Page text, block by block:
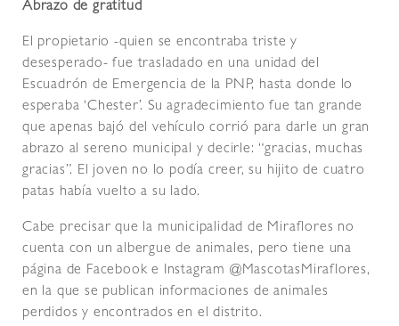
Abrazo de gratitud
El propietario -quien se encontraba triste y
desesperado- fue trasladado en una unidad del
Escuadrón de Emergencia de la PNP, hasta donde lo
esperaba ‘Chester’. Su agradecimiento fue tan grande
que apenas bajó del vehículo corrió para darle un gran
abrazo al sereno municipal y decirle: “gracias, muchas
gracias”. El joven no lo podía creer, su hijito de cuatro
patas había vuelto a su lado.
Cabe precisar que la municipalidad de Miraflores no
cuenta con un albergue de animales, pero tiene una
página de Facebook e Instagram @MascotasMiraflores,
en la que se publican informaciones de animales
perdidos y encontrados en el distrito.